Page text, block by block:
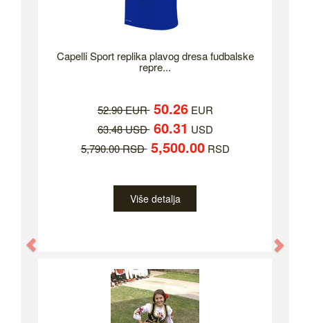
Capelli Sport replika plavog dresa fudbalske
repre...
52.90 EUR 50.26EUR
63.48 USD 60.31 USD
5,790.00 RSD 5,500.00RSD
Više detalja